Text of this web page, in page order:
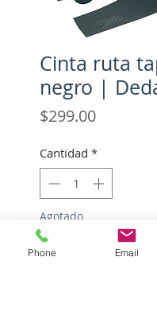
Cinta ruta
negro |
$299.00Precio
Cantidad *
Agotado
Notificar al estar
Phone Email